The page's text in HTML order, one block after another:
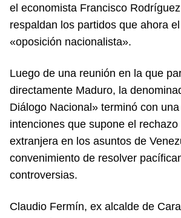
el economista Francisco
respaldan los partidos que ahora
«oposición nacionalista».
Luego de una reunión en la que
directamente Maduro, la
Diálogo Nacional» terminó con
intenciones que supone el
extranjera en los asuntos de
convenimiento de resolver
controversias.
Claudio Fermín, ex alcalde de